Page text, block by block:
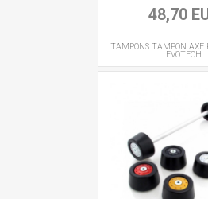
48,70
TAMPONS TAMPON AXE
EVOTECH